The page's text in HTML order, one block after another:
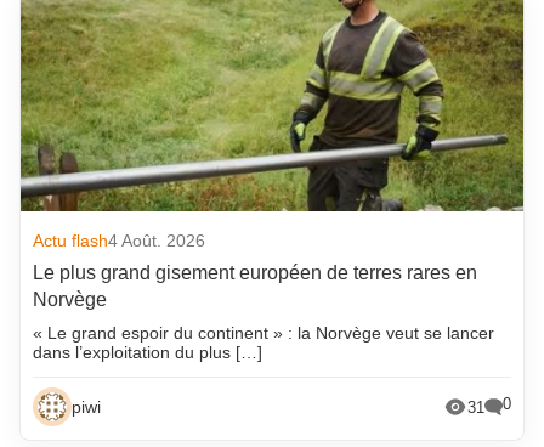
Actu flash4 Août. 2026
Le plus grand gisement européen de terres rares en
Norvège
« Le grand espoir du continent » : la Norvège veut se lancer
dans l’exploitation du plus […]
piwi 31 0